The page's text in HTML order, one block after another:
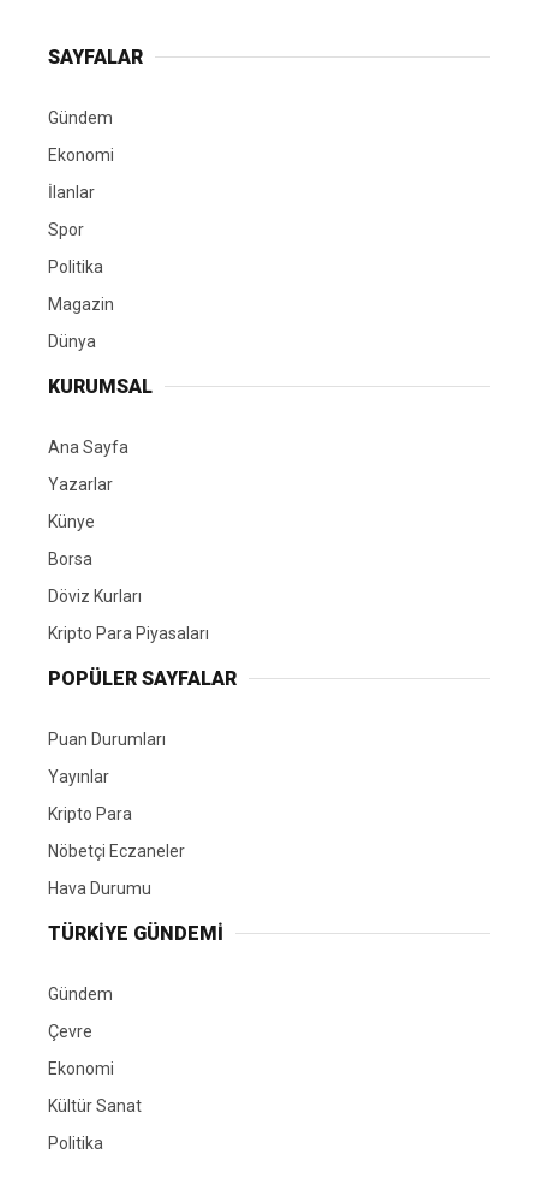
SAYFALAR
Gündem
Ekonomi
İlanlar
Spor
Politika
Magazin
Dünya
KURUMSAL
Ana Sayfa
Yazarlar
Künye
Borsa
Döviz Kurları
Kripto Para Piyasaları
POPÜLER SAYFALAR
Puan Durumları
Yayınlar
Kripto Para
Nöbetçi Eczaneler
Hava Durumu
TÜRKIYE GÜNDEMI
Gündem
Çevre
Ekonomi
Kültür Sanat
Politika